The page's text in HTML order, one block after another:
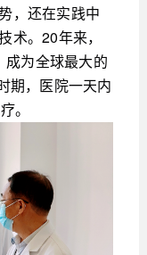
，还在实践中
术。20年来，
成为全球最大的
期，医院一天内
。